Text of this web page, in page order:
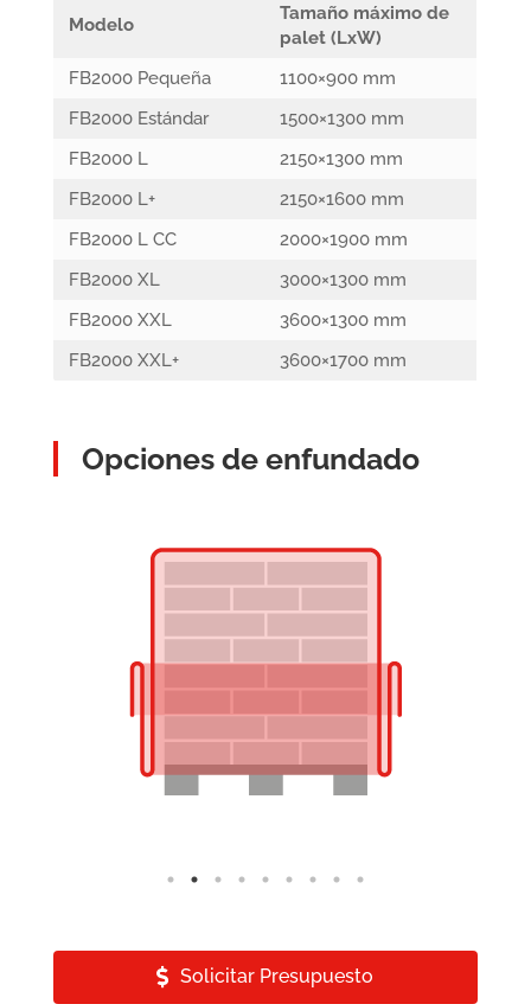
Modelo
Tamaño máximo de
palet (LxW)
FB2000 Pequeña
1100×900 mm
FB2000 Estándar
1500×1300 mm
FB2000 L
2150×1300 mm
FB2000 L+
2150×1600 mm
FB2000 L CC
2000×1900 mm
FB2000 XL
3000×1300 mm
FB2000 XXL
3600×1300 mm
FB2000 XXL+
3600×1700 mm
Opciones de enfundado
Solicitar Presupuesto